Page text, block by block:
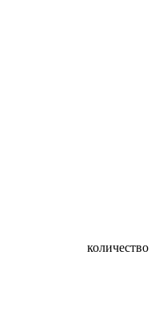
количество